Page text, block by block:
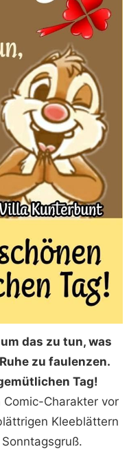
das zu tun, was
zu faulenzen.
Tag!
Charakter vor
Kleeblättern